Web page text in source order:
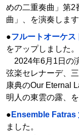
めの二重奏曲」第2
曲」、を演奏します
●フルートオーケ
をアップしました。
2024年6月1日の
弦楽セレナーデ、
康典のOur Eternal
明人の東雲の露、
● Ensemble Fatras
ました。